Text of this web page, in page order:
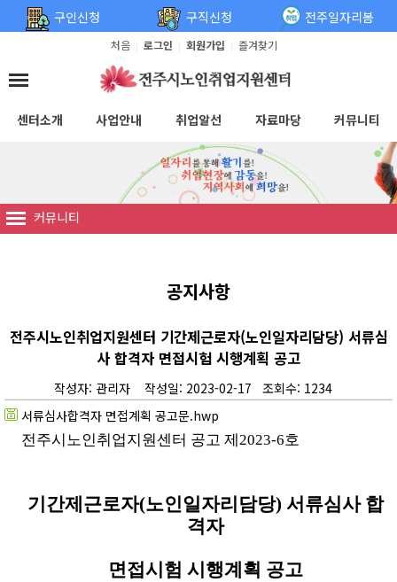
탑메뉴 바로가기
본문 바로가기구인신청 구직신청 전주일자리봄
처음 로그인 회원가입 즐겨찾기
센터소개 사업안내 취업알선 자료마당 커뮤니티
커뮤니티
공지사항
전주시노인취업지원센터 기간제근로자(노인일자리담당) 서류심
사 합격자 면접시험 시행계획 공고
작성자: 관리자 작성일: 2023-02-17 조회수: 1234
서류심사합격자 면접계획 공고문.hwp
전주시노인취업지원센터 공고 제2023-6호
기간제근로자(노인일자리담당) 서류심사 합
격자
면접시험 시행계획 공고